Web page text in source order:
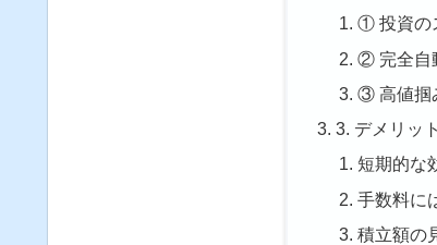
① 投資の
② 完全自
③ 高値掴
3. デメリッ
短期的な
手数料に
積立額の